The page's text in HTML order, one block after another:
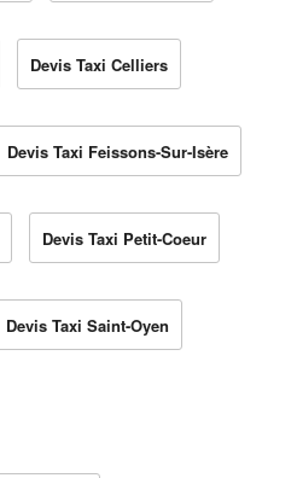
Devis Taxi Celliers
Devis Taxi Feissons-Sur-Isère
Devis Taxi Petit-Coeur
Devis Taxi Saint-Oyen